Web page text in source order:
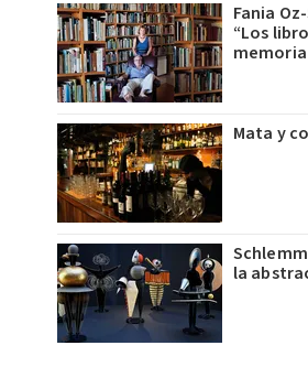
Fania
“Los
Mata y
la